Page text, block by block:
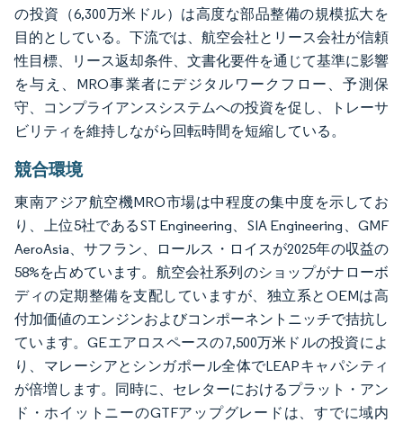
の投資（6,300万米ドル）は高度な部品整備の規模拡大を
目的としている。下流では、航空会社とリース会社が信頼
性目標、リース返却条件、文書化要件を通じて基準に影響
を与え、MRO事業者にデジタルワークフロー、予測保
守、コンプライアンスシステムへの投資を促し、トレーサ
ビリティを維持しながら回転時間を短縮している。
競合環境
東南アジア航空機MRO市場は中程度の集中度を示してお
り、上位5社であるST Engineering、SIA Engineering、GMF
AeroAsia、サフラン、ロールス・ロイスが2025年の収益の
58%を占めています。航空会社系列のショップがナローボ
ディの定期整備を支配していますが、独立系とOEMは高
付加価値のエンジンおよびコンポーネントニッチで拮抗し
ています。GEエアロスペースの7,500万米ドルの投資によ
り、マレーシアとシンガポール全体でLEAPキャパシティ
が倍増します。同時に、セレターにおけるプラット・アン
ド・ホイットニーのGTFアップグレードは、すでに域内